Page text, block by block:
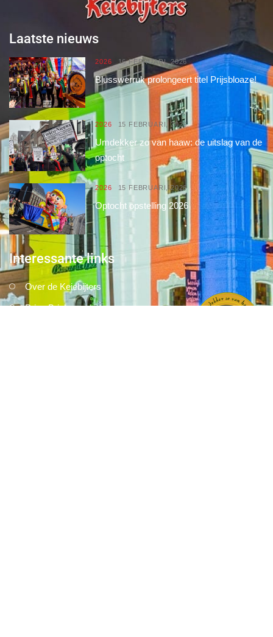
Laatste nieuws
2026 16 FEBRUARI, 2026
Blusswerruk prolongeert titel Prijsbloaze!
2026 15 FEBRUARI, 2026
Umdekker zo van haaw: de uitslag van de
optocht
2026 15 FEBRUARI, 2026
Optocht opstelling 2026
Interessante links
Over de Keiebijters
Prins Briek